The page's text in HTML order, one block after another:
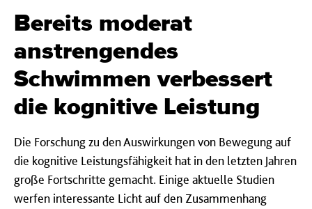
Bereits moderat
anstrengendes
Schwimmen verbessert
die kognitive Leistung
Die Forschung zu den Auswirkungen von Bewegung auf
die kognitive Leistungsfähigkeit hat in den letzten Jahren
große Fortschritte gemacht. Einige aktuelle Studien
werfen interessante Licht auf den Zusammenhang